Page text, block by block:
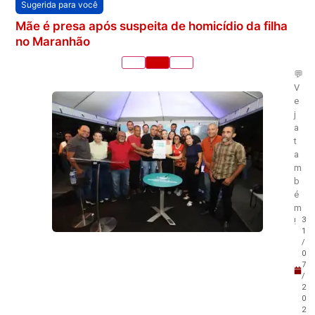
Sugerida para você
Mãe é presa após suspeita de homicídio da filha
no Maranhão
💬
V
e
j
a
t
a
m
b
é
m
!
3
1
/
0
7
/
2
0
2